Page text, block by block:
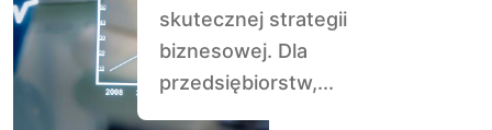
skutecznej strategii
biznesowej. Dla
przedsiębiorstw,...